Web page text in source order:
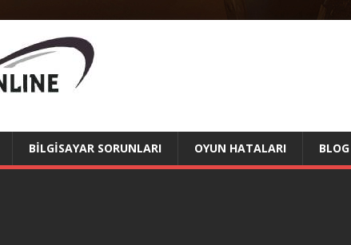
BILGISAYAR SORUNLARI OYUN HATALARI BLOG